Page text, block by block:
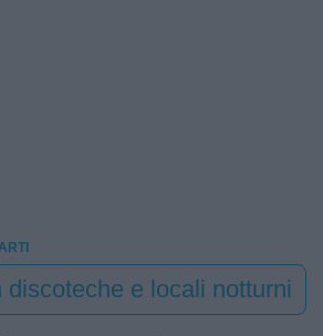
discoteche e locali notturni